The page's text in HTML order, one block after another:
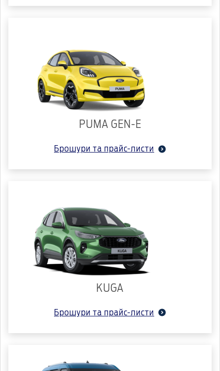
PUMA GEN-E
Брошури та прайс-листи
KUGA
Брошури та прайс-листи